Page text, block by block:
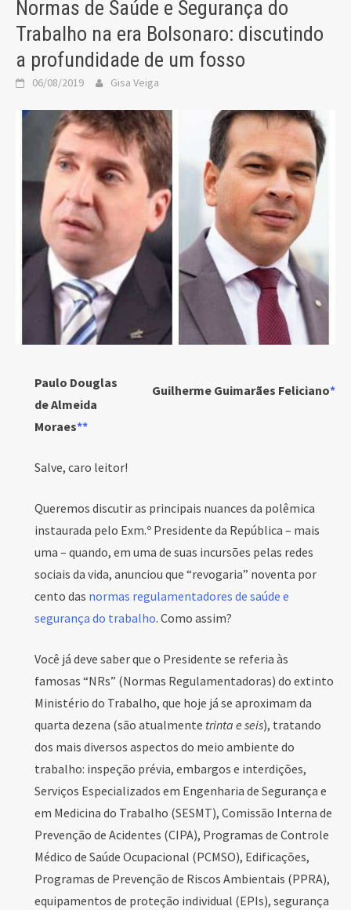
Normas de Saúde e Segurança do
Trabalho na era Bolsonaro: discutindo
a profundidade de um fosso
06/08/2019 Gisa Veiga
Guilherme Guimarães Feliciano*
Paulo Douglas
de Almeida
Moraes**
Salve, caro leitor!
Queremos discutir as principais nuances da polêmica
instaurada pelo Exm.º Presidente da República – mais
uma – quando, em uma de suas incursões pelas redes
sociais da vida, anunciou que “revogaria” noventa por
cento das normas regulamentadores de saúde e
segurança do trabalho. Como assim?
Você já deve saber que o Presidente se referia às
famosas “NRs” (Normas Regulamentadoras) do extinto
Ministério do Trabalho, que hoje já se aproximam da
quarta dezena (são atualmente trinta e seis), tratando
dos mais diversos aspectos do meio ambiente do
trabalho: inspeção prévia, embargos e interdições,
Serviços Especializados em Engenharia de Segurança e
em Medicina do Trabalho (SESMT), Comissão Interna de
Prevenção de Acidentes (CIPA), Programas de Controle
Médico de Saúde Ocupacional (PCMSO), Edificações,
Programas de Prevenção de Riscos Ambientais (PPRA),
equipamentos de proteção individual (EPIs), segurança